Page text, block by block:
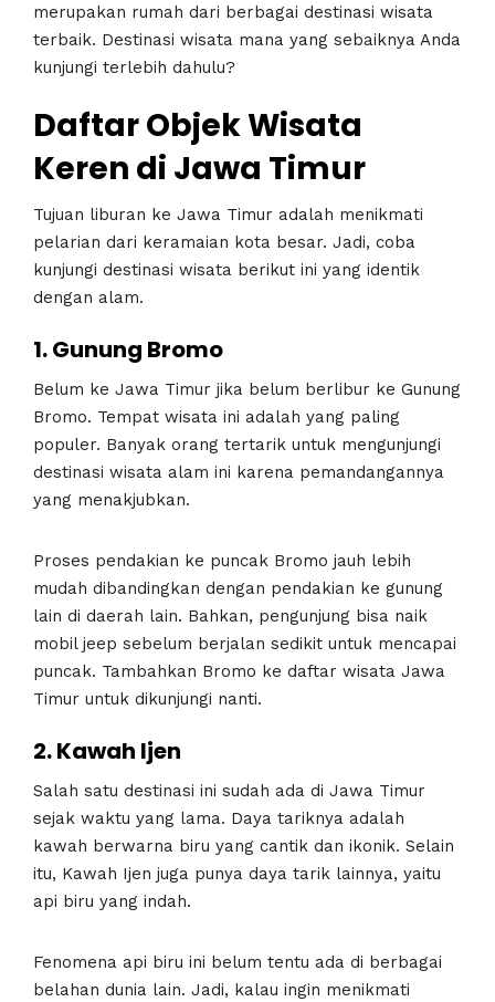
merupakan rumah dari berbagai destinasi wisata
terbaik. Destinasi wisata mana yang sebaiknya Anda
kunjungi terlebih dahulu?
Daftar ObjekWisata
Keren di Jawa Timur
Tujuan liburan ke Jawa Timur adalah menikmati
pelarian dari keramaian kota besar. Jadi, coba
kunjungi destinasi wisata berikut ini yang identik
dengan alam.
1. Gunung Bromo
Belum ke Jawa Timur jika belum berlibur ke Gunung
Bromo. Tempat wisata ini adalah yang paling
populer. Banyak orang tertarik untuk mengunjungi
destinasi wisata alam ini karena pemandangannya
yang menakjubkan.
Proses pendakian ke puncak Bromo jauh lebih
mudah dibandingkan dengan pendakian ke gunung
lain di daerah lain. Bahkan, pengunjung bisa naik
mobil jeep sebelum berjalan sedikit untuk mencapai
puncak. Tambahkan Bromo ke daftar wisata Jawa
Timur untuk dikunjungi nanti.
2. Kawah Ijen
Salah satu destinasi ini sudah ada di Jawa Timur
sejak waktu yang lama. Daya tariknya adalah
kawah berwarna biru yang cantik dan ikonik. Selain
itu, Kawah Ijen juga punya daya tarik lainnya, yaitu
api biru yang indah.
Fenomena api biru ini belum tentu ada di berbagai
belahan dunia lain. Jadi, kalau ingin menikmati